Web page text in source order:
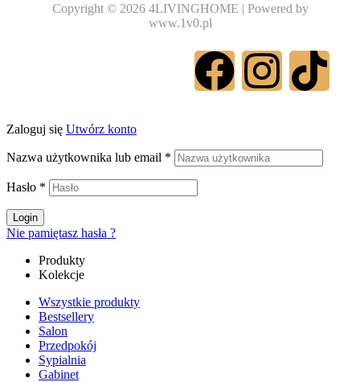
Copyright © 2026 4LIVINGHOME | Powered by
www.1v0.pl
Zaloguj się Utwórz konto
Nazwa użytkownika lub email *
Hasło *
Login
Nie pamiętasz hasła ?
Produkty
Kolekcje
Wszystkie produkty
Bestsellery
Salon
Przedpokój
Sypialnia
Gabinet